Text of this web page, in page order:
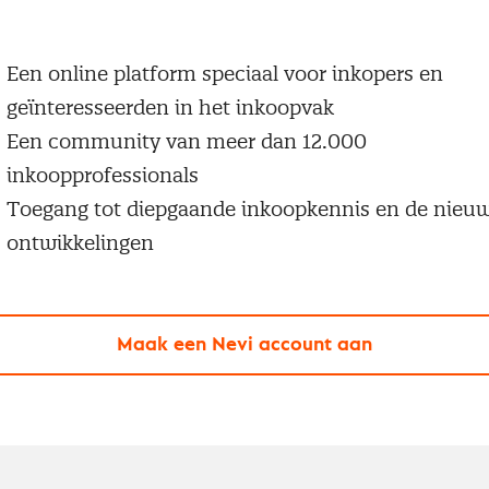
Een online platform speciaal voor inkopers en
geïnteresseerden in het inkoopvak
Een community van meer dan 12.000
inkoopprofessionals
Toegang tot diepgaande inkoopkennis en de
ontwikkelingen
Maak een Nevi account aan